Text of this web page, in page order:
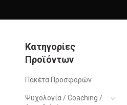
Κατηγορίες
Προϊόντων
Πακέτα Προσφορών
Ψυχολογία / Coaching /